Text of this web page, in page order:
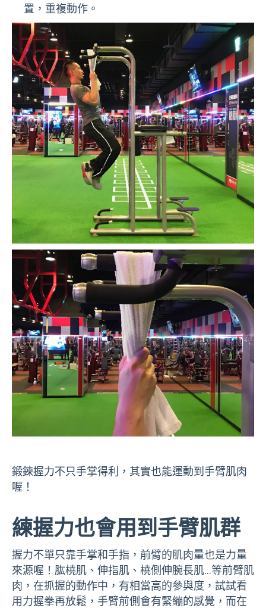
置，重複動作。
鍛鍊握力不只手掌得利，其實也能運動到手臂肌肉
喔！
練握力也會用到手臂肌群
握力不單只靠手掌和手指，前臂的肌肉量也是力量
來源喔！肱橈肌、伸指肌、橈側伸腕長肌…等前臂肌
肉，在抓握的動作中，有相當高的參與度，試試看
用力握拳再放鬆，手臂前側會有緊繃的感覺，而在